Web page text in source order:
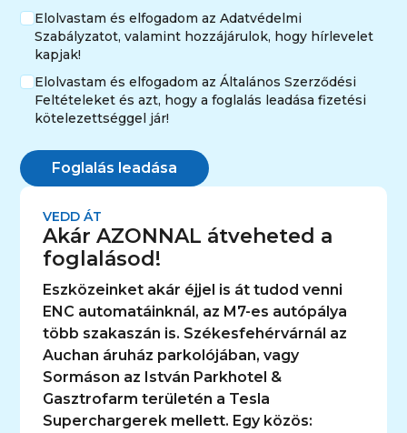
Elolvastam és elfogadom az Adatvédelmi
Szabályzatot, valamint hozzájárulok, hogy hírlevelet
kapjak!
Elolvastam és elfogadom az Általános Szerződési
Feltételeket és azt, hogy a foglalás leadása fizetési
kötelezettséggel jár!
Foglalás leadása
VEDD ÁT
Akár AZONNAL átveheted a
foglalásod!
Eszközeinket akár éjjel is át tudod venni
ENC automatáinknál, az M7-es autópálya
több szakaszán is. Székesfehérvárnál az
Auchan áruház parkolójában, vagy
Sormáson az István Parkhotel &
Gasztrofarm területén a Tesla
Superchargerek mellett. Egy közös: